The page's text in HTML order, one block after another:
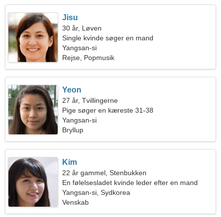
Jisu
30 år, Løven
Single kvinde søger en mand
Yangsan-si
Rejse, Popmusik
Yeon
27 år, Tvillingerne
Pige søger en kæreste 31-38
Yangsan-si
Bryllup
Kim
22 år gammel, Stenbukken
En følelsesladet kvinde leder efter en mand
Yangsan-si, Sydkorea
Venskab